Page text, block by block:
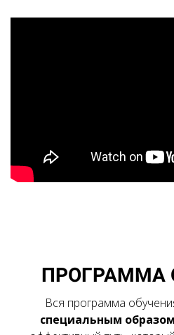
ПРОГРАММА
Вся программа
специальным образом